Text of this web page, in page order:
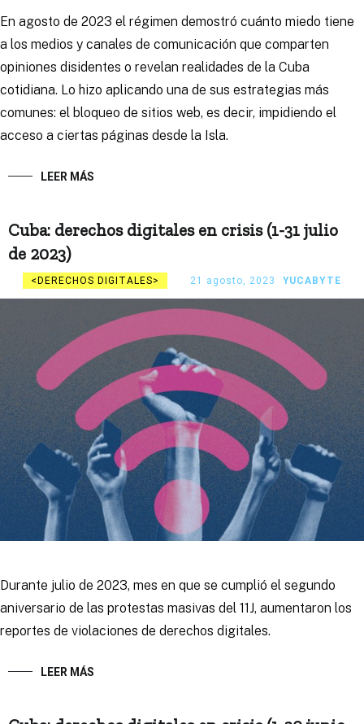
En agosto de 2023 el régimen demostró cuánto miedo tiene
a los medios y canales de comunicación que comparten
opiniones disidentes o revelan realidades de la Cuba
cotidiana. Lo hizo aplicando una de sus estrategias más
comunes: el bloqueo de sitios web, es decir, impidiendo el
acceso a ciertas páginas desde la Isla.
LEER MÁS
Cuba: derechos digitales en crisis (1-31 julio
de 2023)
DERECHOS DIGITALES 21 agosto, 2023 YUCABYTE
Durante julio de 2023, mes en que se cumplió el segundo
aniversario de las protestas masivas del 11J, aumentaron los
reportes de violaciones de derechos digitales.
LEER MÁS